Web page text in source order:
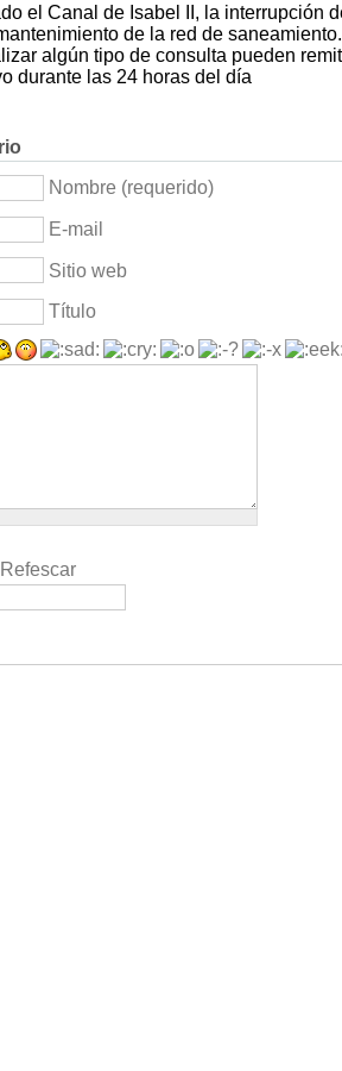
el Canal de Isabel II, la interrupción
de la red de
algún tipo de consulta pueden
durante las 24 horas del día
Nombre (requerido)
E-mail
Sitio web
Título
Refescar